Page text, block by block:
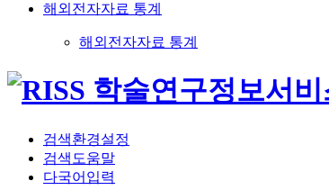
해외전자자료 통계
해외전자자료 통계
검색환경설정
검색도움말
다국어입력